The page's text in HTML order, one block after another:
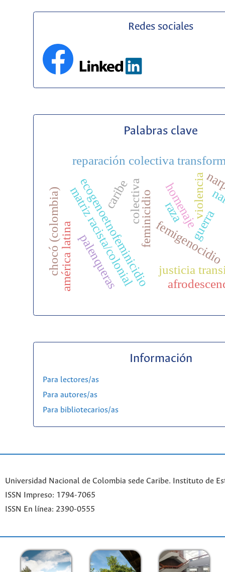
Redes sociales
Palabras clave
ecogenoetnofeminicidiofemigenocidio
feminicidio guerra
violencia
homenaje
matriz racista/colonial justicia
reparación colectiva
colectiva
palenqueras
américa latina
caribe
chocó (colombia) raza
Información
Para lectores/as
Para autores/as
Para bibliotecarios/as
Universidad Nacional de Colombia sede Caribe. Instituto de
ISSN Impreso: 1794-7065
ISSN En línea: 2390-0555